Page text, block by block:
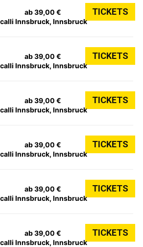
Innsbruck, Innsbruck
ab 39,00 € TICKETS
Innsbruck, Innsbruck
ab 39,00 € TICKETS
Innsbruck, Innsbruck
ab 39,00 € TICKETS
Innsbruck, Innsbruck
ab 39,00 € TICKETS
Innsbruck, Innsbruck
ab 39,00 € TICKETS
Innsbruck, Innsbruck
ab 39,00 € TICKETS